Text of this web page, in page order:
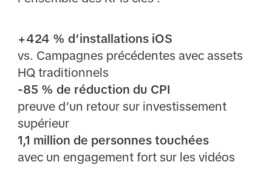
+424 % d’installations iOS
vs. Campagnes précédentes avec assets
HQ traditionnels
-85 % de réduction du CPI
preuve d’un retour sur investissement
supérieur
1,1 million de personnes touchées
avec un engagement fort sur les vidéos